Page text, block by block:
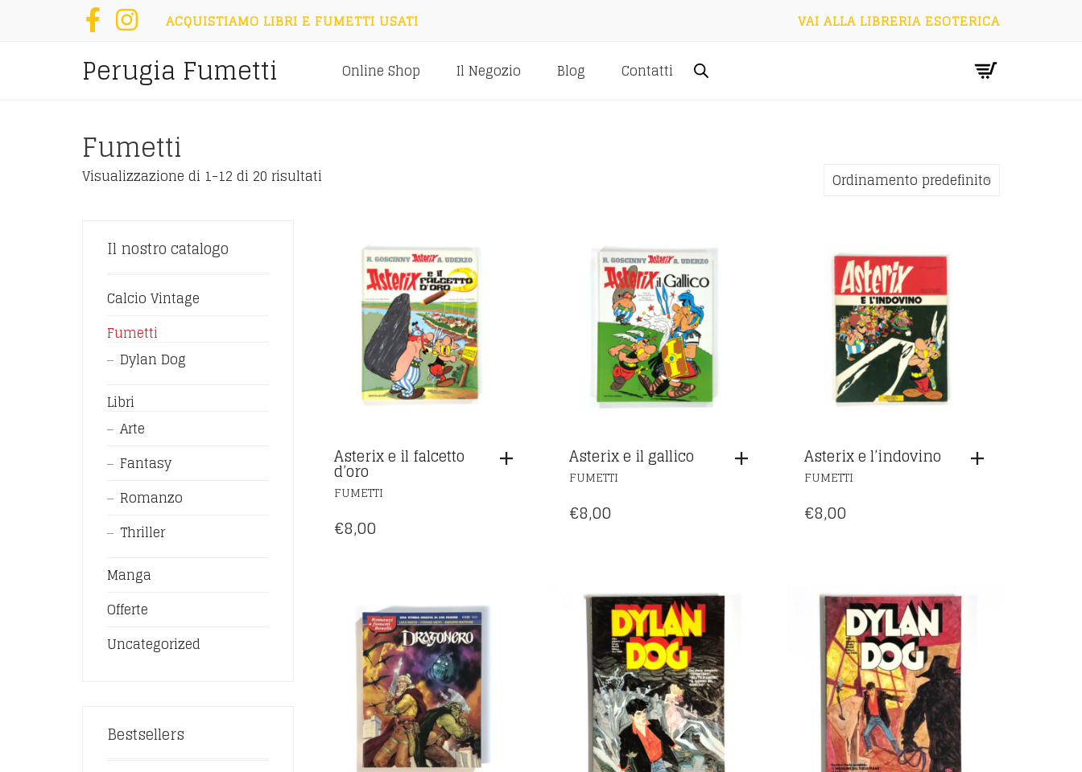
ACQUISTIAMO LIBRI E FUMETTI USATI VAI ALLA LIBRERIA ESOTERICA
Perugia Fumetti Online Shop Il Negozio Blog Contatti
Fumetti
Visualizzazione di 1-12 di 20 risultati Ordinamento predefinito
Asterix e il falcetto
d’oro
FUMETTI
€8,00
Asterix e il gallico
FUMETTI
€8,00
Asterix e l’indovino
FUMETTI
€8,00
Il nostro catalogo
Calcio Vintage
Fumetti
Dylan Dog
Libri
Arte
Fantasy
Romanzo
Thriller
Manga
Offerte
Uncategorized
Bestsellers